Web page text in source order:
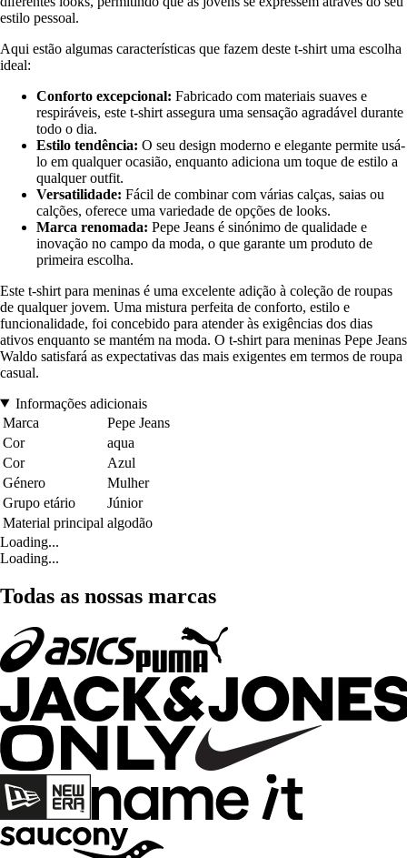
estilo pessoal.
Aqui estão algumas características que fazem deste t-shirt uma escolha
ideal:
Conforto excepcional: Fabricado com materiais suaves e
respiráveis, este t-shirt assegura uma sensação agradável durante
todo o dia.
Estilo tendência: O seu design moderno e elegante permite usá-
lo em qualquer ocasião, enquanto adiciona um toque de estilo a
qualquer outfit.
Versatilidade: Fácil de combinar com várias calças, saias ou
calções, oferece uma variedade de opções de looks.
Marca renomada: Pepe Jeans é sinónimo de qualidade e
inovação no campo da moda, o que garante um produto de
primeira escolha.
Este t-shirt para meninas é uma excelente adição à coleção de roupas
de qualquer jovem. Uma mistura perfeita de conforto, estilo e
funcionalidade, foi concebido para atender às exigências dos dias
ativos enquanto se mantém na moda. O t-shirt para meninas Pepe Jeans
Waldo satisfará as expectativas das mais exigentes em termos de roupa
casual.
Informações adicionais
Marca
Pepe Jeans
Cor
aqua
Cor
Azul
Género
Mulher
Grupo etário
Júnior
Material principal algodão
Loading...
Loading...
Todas as nossas marcas